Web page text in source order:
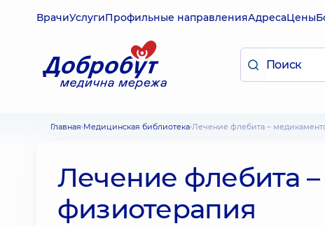
ВрачиУслугиПрофильные направленияАдресаЦены
Главная Медицинская библиотека Лечение флебита –
Лечение флебита
физиотерапия